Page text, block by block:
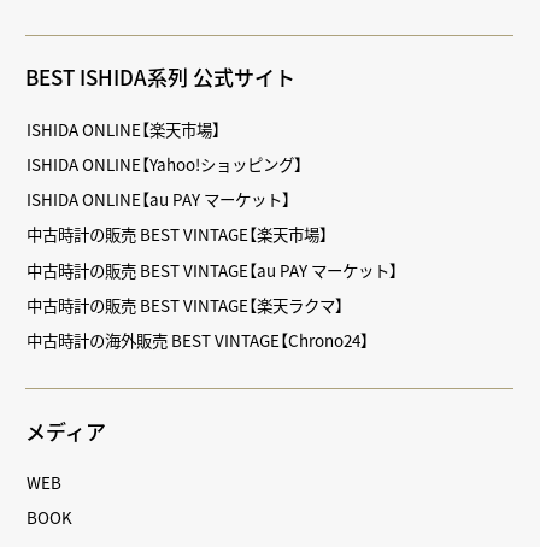
BEST ISHIDA系列 公式サイト
ISHIDA ONLINE【楽天市場】
ISHIDA ONLINE【Yahoo!ショッピング】
ISHIDA ONLINE【au PAY マーケット】
中古時計の販売 BEST VINTAGE【楽天市場】
中古時計の販売 BEST VINTAGE【au PAY マーケット】
中古時計の販売 BEST VINTAGE【楽天ラクマ】
中古時計の海外販売 BEST VINTAGE【Chrono24】
メディア
WEB
BOOK